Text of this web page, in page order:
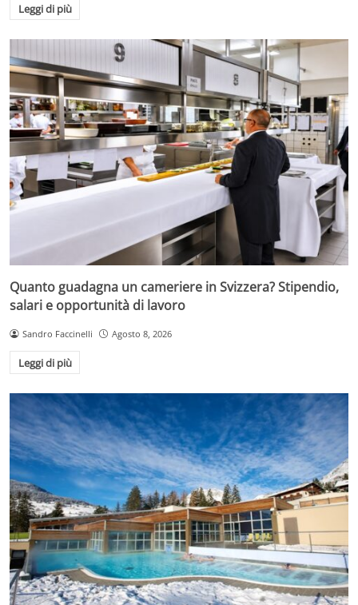
Leggi di più
Quanto guadagna un cameriere in Svizzera? Stipendio,
salari e opportunità di lavoro
Sandro Faccinelli Agosto 8, 2026
Leggi di più